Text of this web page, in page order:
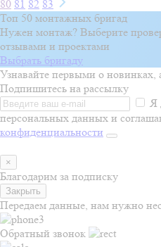
80 81 82 83
Топ 50 монтажных бригад
Нужен монтаж? Выберите
отзывами и проектами
Выбрать бригаду
Узнавайте первыми о новинках,
Подпишитесь на рассылку
Я
персональных данных и
конфиденциальности
×
Благодарим за подписку
Закрыть
Передаем данные, нам нужно
Обратный звонок